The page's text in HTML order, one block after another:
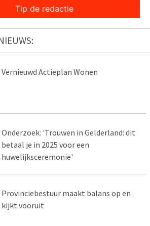
Tip de redactie
Vernieuwd Actieplan Wonen
Onderzoek: 'Trouwen in Gelderland: dit
betaal je in 2025 voor een
huwelijksceremonie'
Provinciebestuur maakt balans op en
kijkt vooruit